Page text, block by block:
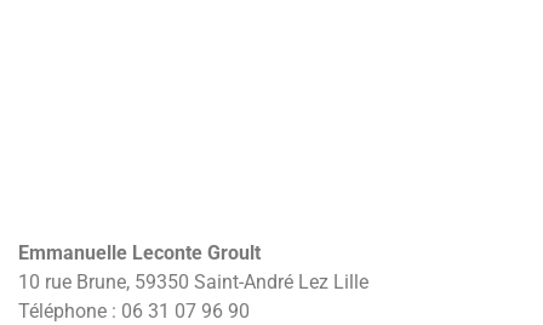
Emmanuelle Leconte Groult
10 rue Brune, 59350 Saint-André Lez Lille
Téléphone : 06 31 07 96 90